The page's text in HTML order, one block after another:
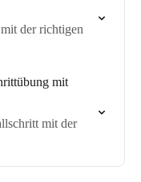
der richtigen
mit
mit der